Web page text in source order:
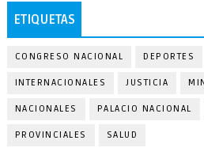
ETIQUETAS
CONGRESO NACIONAL DEPORTES
INTERNACIONALES JUSTICIA
NACIONALES PALACIO NACIONAL
PROVINCIALES SALUD